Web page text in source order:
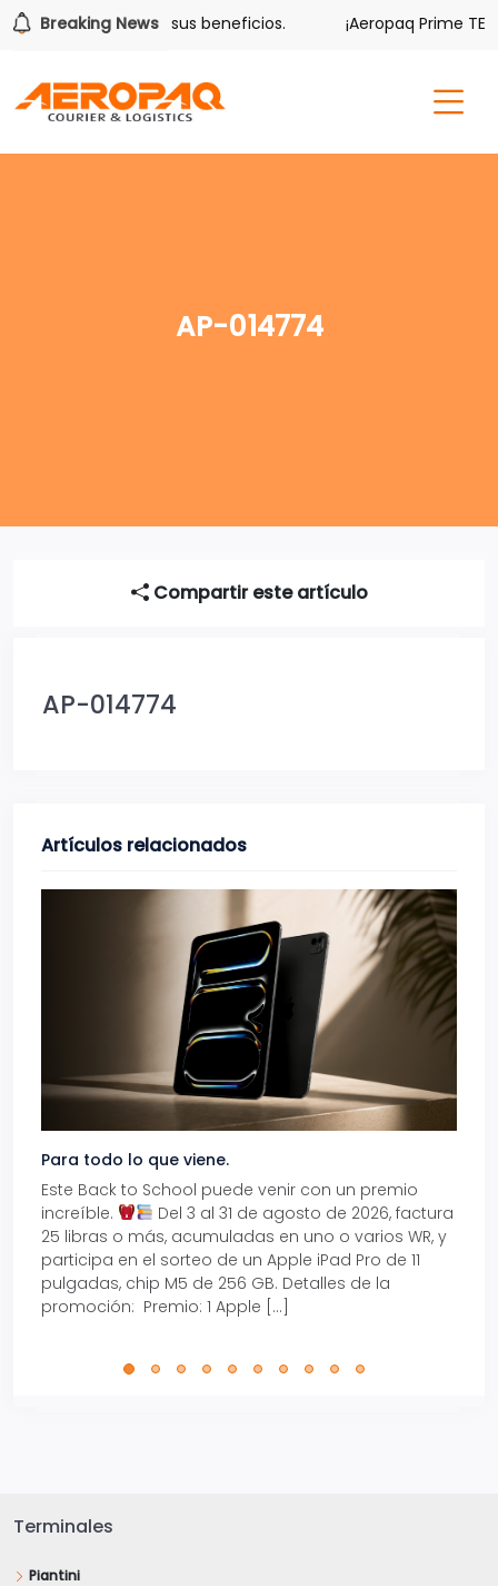
Breaking News
también tiene sus beneficios. ¡Aeropaq Prime TE
AP-014774
Compartir este artículo
AP-014774
Artículos relacionados
Para todo lo que viene.
Este Back to School puede venir con un premio
increíble.
Del 3 al 31 de agosto de 2026, factura
25 libras o más, acumuladas en uno o varios WR, y
participa en el sorteo de un Apple iPad Pro de 11
pulgadas, chip M5 de 256 GB. Detalles de la
promoción: Premio: 1 Apple […]
Terminales
Piantini